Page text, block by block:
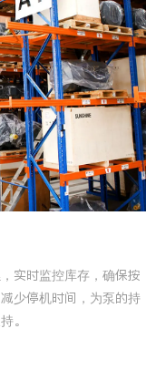
实时监控库存，确保按
少停机时间，为泵的持
。